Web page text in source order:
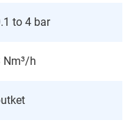
to 4 bar
Nm³/h